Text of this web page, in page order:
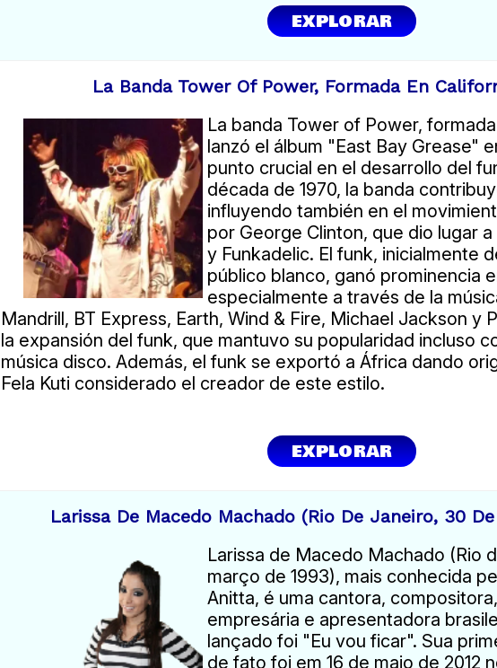
EXPLORAR
La Banda Tower Of Power, Formada En
La banda Tower of Power,
lanzó el álbum "East Bay Grease"
punto crucial en el desarrollo del
década de 1970, la banda
influyendo también en el
por George Clinton, que dio lugar
y Funkadelic. El funk, inicialmente
público blanco, ganó prominencia
especialmente a través de la
Mandrill, BT Express, Earth, Wind & Fire, Michael Jackson y
la expansión del funk, que mantuvo su popularidad incluso
música disco. Además, el funk se exportó a África dando
Fela Kuti considerado el creador de este estilo.
EXPLORAR
Larissa De Macedo Machado (Rio De Janeiro, 30
Larissa de Macedo Machado (Rio
março de 1993), mais conhecida
Anitta, é uma cantora,
empresária e apresentadora
lançado foi "Eu vou ficar". Sua
de fato foi em 16 de maio de 2012